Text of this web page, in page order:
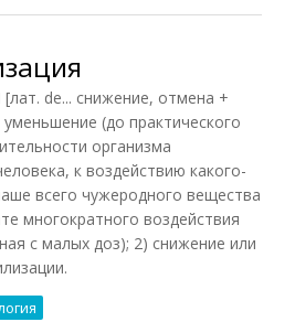
de... снижение, отмена +
(до практического
организма
к воздействию какого-
всего чужеродного вещества
многократного воздействия
с малых доз); 2) снижение или